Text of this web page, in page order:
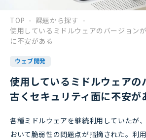
TOP - 課題から探す -
使用しているミドルウェアのバージョン
に不安がある
ウェブ開発
使用しているミドルウェアの
古くセキュリティ面に不安が
各種ミドルウェアを継続利用していたが
おいて脆弱性の問題点が指摘された。利